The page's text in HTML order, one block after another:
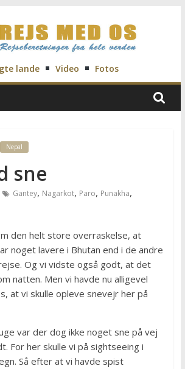
lande Video Fotos
Nepal
sne
Gantey, Nagarkot, Paro, Punakha,
den helt store overraskelse, at
noget lavere i Bhutan end i de andre
Og vi vidste også godt, at det
natten. Men vi havde nu alligevel
at vi skulle opleve snevejr her på
var der dog ikke noget sne på vej
For her skulle vi på sightseeing i
Så efter at vi havde spist